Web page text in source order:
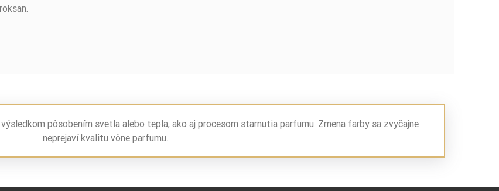
pôsobením svetla alebo tepla, ako aj procesom starnutia parfumu. Zmena farby sa zvyčajne
neprejaví kvalitu vône parfumu.